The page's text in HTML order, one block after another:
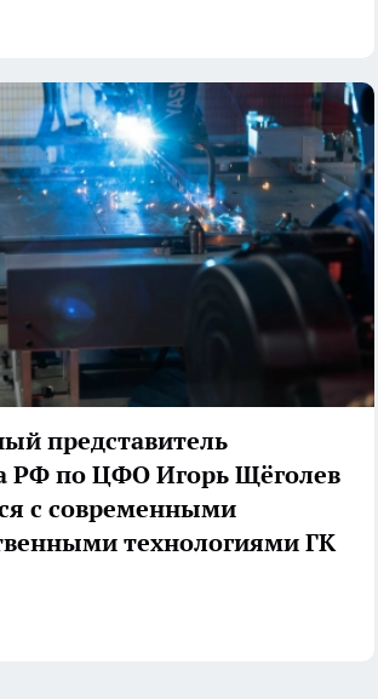
представитель
РФ по ЦФО Игорь Щёголев
с современными
технологиями ГК